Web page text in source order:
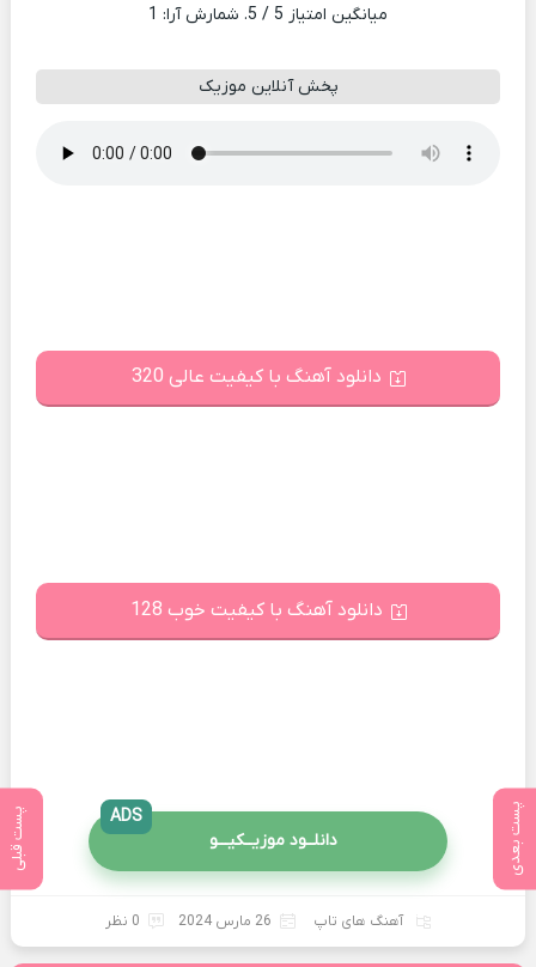
پست بعدی پست قبلی
میانگین امتیاز 5 / 5. شمارش آرا: 1
پخش آنلاین موزیک
دانلود آهنگ با کیفیت عالی 320
دانلود آهنگ با کیفیت خوب 128
دانلــود موزیــکیـــو
ADS
آهنگ های تاپ 26 مارس 2024 0 نظر